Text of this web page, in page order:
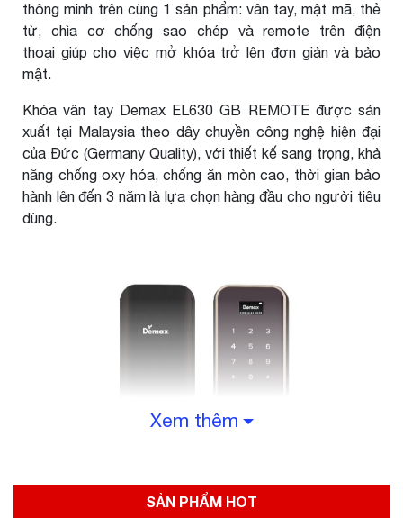
thông minh trên cùng 1 sản phẩm: vân tay, mật mã, thẻ
từ, chìa cơ chống sao chép và remote trên điện
thoại giúp cho việc mở khóa trở lên đơn giản và bảo
mật.
Khóa vân tay Demax EL630 GB REMOTE được sản
xuất tại Malaysia theo dây chuyền công nghệ hiện đại
của Đức (Germany Quality), với thiết kế sang trọng, khả
năng chống oxy hóa, chống ăn mòn cao, thời gian bảo
hành lên đến 3 năm là lựa chọn hàng đầu cho người tiêu
dùng.
Xem thêm
SẢN PHẨM HOT